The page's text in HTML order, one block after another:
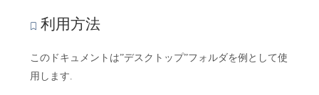
利用方法
このドキュメントは”デスクトップ”フォルダを例として使
用します.